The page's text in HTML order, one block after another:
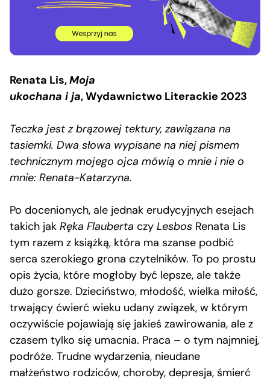
Renata Lis,Moja
ukochana i ja, Wydawnictwo Literackie 2023
Teczka jest z brązowej tektury, zawiązana na
tasiemki. Dwa słowa wypisane na niej pismem
technicznym mojego ojca mówią o mnie i nie o
mnie: Renata-Katarzyna.
Po docenionych, ale jednak erudycyjnych esejach
takich jak Ręka Flauberta czy Lesbos Renata Lis
tym razem z książką, która ma szanse podbić
serca szerokiego grona czytelników. To po prostu
opis życia, które mogłoby być lepsze, ale także
dużo gorsze. Dzieciństwo, młodość, wielka miłość,
trwający ćwierć wieku udany związek, w którym
oczywiście pojawiają się jakieś zawirowania, ale z
czasem tylko się umacnia. Praca – o tym najmniej,
podróże. Trudne wydarzenia, nieudane
małżeństwo rodziców, choroby, depresja, śmierć